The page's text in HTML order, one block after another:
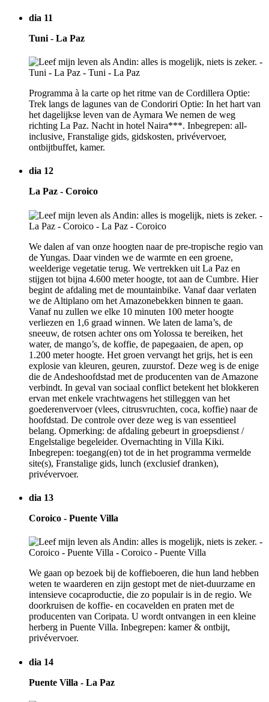
dia 11
Tuni - La Paz
Programma à la carte op het ritme van de Cordillera Optie:
Trek langs de lagunes van de Condoriri Optie: In het hart van
het dagelijkse leven van de Aymara We nemen de weg
richting La Paz. Nacht in hotel Naira***. Inbegrepen: all-
inclusive, Franstalige gids, gidskosten, privévervoer,
ontbijtbuffet, kamer.
dia 12
La Paz - Coroico
We dalen af van onze hoogten naar de pre-tropische regio van
de Yungas. Daar vinden we de warmte en een groene,
weelderige vegetatie terug. We vertrekken uit La Paz en
stijgen tot bijna 4.600 meter hoogte, tot aan de Cumbre. Hier
begint de afdaling met de mountainbike. Vanaf daar verlaten
we de Altiplano om het Amazonebekken binnen te gaan.
Vanaf nu zullen we elke 10 minuten 100 meter hoogte
verliezen en 1,6 graad winnen. We laten de lama’s, de
sneeuw, de rotsen achter ons om Yolossa te bereiken, het
water, de mango’s, de koffie, de papegaaien, de apen, op
1.200 meter hoogte. Het groen vervangt het grijs, het is een
explosie van kleuren, geuren, zuurstof. Deze weg is de enige
die de Andeshoofdstad met de producenten van de Amazone
verbindt. In geval van sociaal conflict betekent het blokkeren
ervan met enkele vrachtwagens het stilleggen van het
goederenvervoer (vlees, citrusvruchten, coca, koffie) naar de
hoofdstad. De controle over deze weg is van essentieel
belang. Opmerking: de afdaling gebeurt in groepsdienst /
Engelstalige begeleider. Overnachting in Villa Kiki.
Inbegrepen: toegang(en) tot de in het programma vermelde
site(s), Franstalige gids, lunch (exclusief dranken),
privévervoer.
dia 13
Coroico - Puente Villa
We gaan op bezoek bij de koffieboeren, die hun land hebben
weten te waarderen en zijn gestopt met de niet-duurzame en
intensieve cocaproductie, die zo populair is in de regio. We
doorkruisen de koffie- en cocavelden en praten met de
producenten van Coripata. U wordt ontvangen in een kleine
herberg in Puente Villa. Inbegrepen: kamer & ontbijt,
privévervoer.
dia 14
Puente Villa - La Paz